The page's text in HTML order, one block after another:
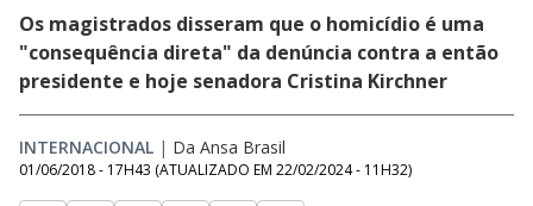
Os magistrados disseram que o homicídio é uma
"consequência direta" da denúncia contra a então
presidente e hoje senadora Cristina Kirchner
INTERNACIONAL | Da Ansa Brasil
01/06/2018 - 17H43 (ATUALIZADO EM 22/02/2024 - 11H32)